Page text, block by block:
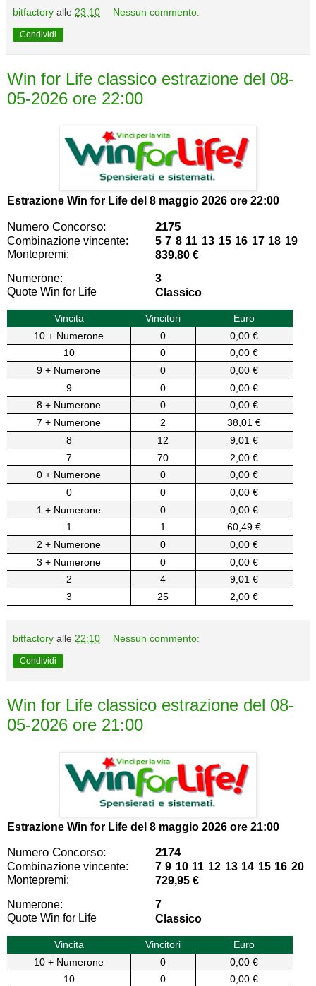
bitfactory alle 23:10 Nessun commento:
Condividi
Win for Life classico estrazione del 08-
05-2026 ore 22:00
Estrazione Win for Life del 8 maggio 2026 ore 22:00
Numero Concorso: 2175
Combinazione vincente:
5 7 8 11 13 15 16 17 18 19
Montepremi:
839,80 €
Numerone:
3
Quote Win for Life
Classico
Vincita Vincitori
Euro
10 + Numerone
0
0,00 €
10
0
0,00 €
9 + Numerone
0
0,00 €
9
0
0,00 €
8 + Numerone
0
0,00 €
7 + Numerone
2
38,01 €
8
12
9,01 €
7
70
2,00 €
0 + Numerone
0
0,00 €
0
0
0,00 €
1 + Numerone
0
0,00 €
1
1
60,49 €
2 + Numerone
0
0,00 €
3 + Numerone
0
0,00 €
2
4
9,01 €
3
25 2,00 €
bitfactory alle 22:10 Nessun commento:
Condividi
Win for Life classico estrazione del 08-
05-2026 ore 21:00
Estrazione Win for Life del 8 maggio 2026 ore 21:00
Numero Concorso: 2174
Combinazione vincente:
7 9 10 11 12 13 14 15 16 20
Montepremi:
729,95 €
Numerone:
7
Quote Win for Life
Classico
Vincita Vincitori
Euro
10 + Numerone
0
0,00 €
10
0
0,00 €